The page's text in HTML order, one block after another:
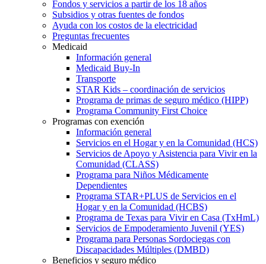
Fondos y servicios a partir de los 18 años
Subsidios y otras fuentes de fondos
Ayuda con los costos de la electricidad
Preguntas frecuentes
Medicaid
Información general
Medicaid Buy-In
Transporte
STAR Kids – coordinación de servicios
Programa de primas de seguro médico (HIPP)
Programa Community First Choice
Programas con exención
Información general
Servicios en el Hogar y en la Comunidad (HCS)
Servicios de Apoyo y Asistencia para Vivir en la
Comunidad (CLASS)
Programa para Niños Médicamente
Dependientes
Programa STAR+PLUS de Servicios en el
Hogar y en la Comunidad (HCBS)
Programa de Texas para Vivir en Casa (TxHmL)
Servicios de Empoderamiento Juvenil (YES)
Programa para Personas Sordociegas con
Discapacidades Múltiples (DMBD)
Beneficios y seguro médico